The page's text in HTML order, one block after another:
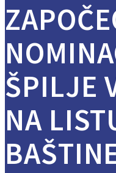
ŠPILJE
NA